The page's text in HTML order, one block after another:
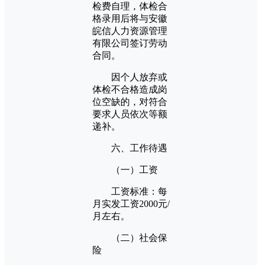
检费自理，体检合
格录用后将与安徽
皖信人力资源管理
有限公司签订劳动
合同。
因个人放弃或
体检不合格造成岗
位空缺的，对符合
要求人员依次等额
递补。
六、工作待遇
（一）工资
工资标准：每
月实发工资2000元/
月左右。
（二）社会保
险